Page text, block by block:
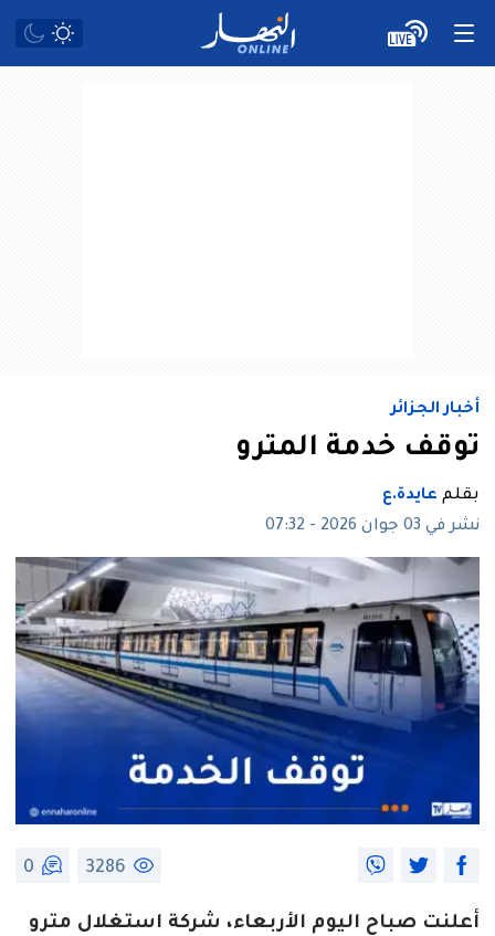
أخبار الجزائر
توقف خدمة المترو
بقلم عايدة.ع
نشر في 03 جوان 2026 - 07:32
3286
0
أعلنت صباح اليوم الأربعاء، شركة استغلال مترو